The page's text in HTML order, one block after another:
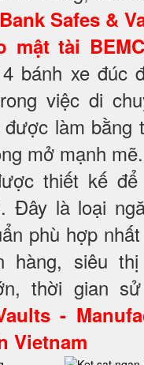
Bank Safes &
mật tài
bánh xe đúc
việc di
làm bằng
mở mạnh
thiết kế để
Đây là loại
phù hợp
hàng, siêu
thời gian
-
Vietnam